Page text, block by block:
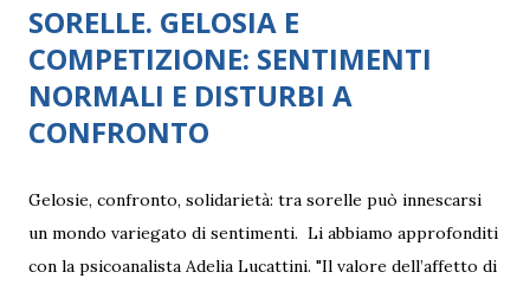
SORELLE. GELOSIA E
COMPETIZIONE: SENTIMENTI
NORMALI E DISTURBI A
CONFRONTO
Gelosie, confronto, solidarietà: tra sorelle può innescarsi
un mondo variegato di sentimenti. Li abbiamo approfonditi
con la psicoanalista Adelia Lucattini. "Il valore dell’affetto di